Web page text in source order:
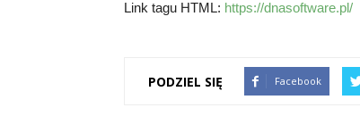
Link tagu HTML: https://dnasoftware.pl/
PODZIEL SIĘ Facebook